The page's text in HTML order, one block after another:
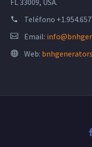
FL 33009, USA.
Teléfono
Email:
Web: